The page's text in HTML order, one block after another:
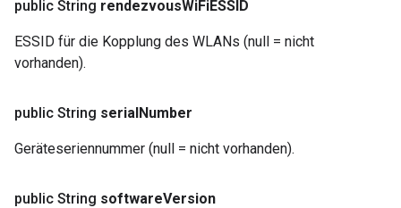
public String rendezvousWiFiESSID
ESSID für die Kopplung des WLANs (null = nicht
vorhanden).
public String serialNumber
Geräteseriennummer (null = nicht vorhanden).
public String softwareVersion